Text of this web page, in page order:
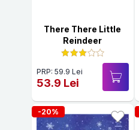
There There Little
Reindeer
PRP: 59.9 Lei
53.9 Lei
-20%